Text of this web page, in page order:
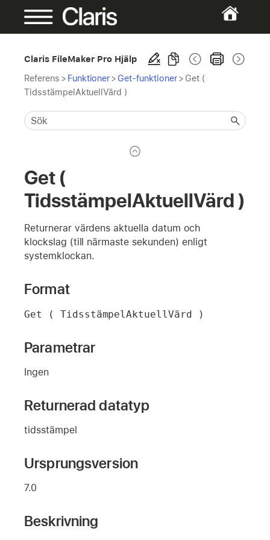
Claris FileMaker Pro Hjälp
Referens > Funktioner> Get-funktioner> Get (
TidsstämpelAktuellVärd )
Get (
TidsstämpelAktuellVärd )
Returnerar värdens aktuella datum och
klockslag (till närmaste sekunden) enligt
systemklockan.
Format
Get ( TidsstämpelAktuellVärd )
Parametrar
Ingen
Returnerad datatyp
tidsstämpel
Ursprungsversion
7.0
Beskrivning